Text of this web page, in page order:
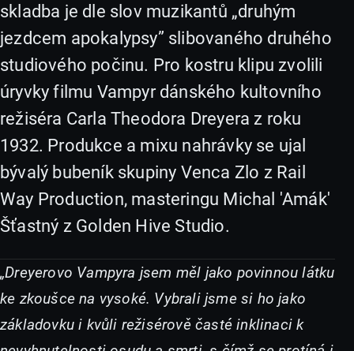
skladba je dle slov muzikantů „druhým
jezdcem apokalypsy” slibovaného druhého
studiového počinu. Pro kostru klipu zvolili
úryvky filmu Vampyr dánského kultovního
režiséra Carla Theodora Dreyera z roku
1932. Produkce a mixu nahrávky se ujal
bývalý bubeník skupiny Venca Zlo z Rail
Way Production, masteringu Michal 'Amák'
Šťastný z Golden Hive Studio.
„Dreyerovo Vampyra jsem měl jako povinnou látku
ke zkoušce na vysoké. Vybrali jsme si ho jako
základovku i kvůli režisérově časté inklinaci k